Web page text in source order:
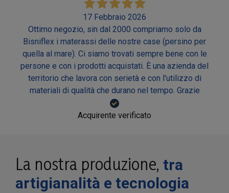
17 Febbraio 2026
Ottimo negozio, sin dal 2000 compriamo solo da
Bisniflex i materassi delle nostre case (persino per
quella al mare). Ci siamo trovati sempre bene con le
persone e con i prodotti acquistati. È una azienda del
territorio che lavora con serietà e con l'utilizzo di
materiali di qualità che durano nel tempo. Grazie
Acquirente verificato
La nostra produzione, tra
artigianalità e tecnologia